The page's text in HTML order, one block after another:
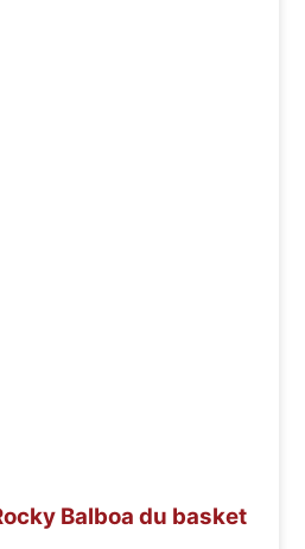
Balboa du basket